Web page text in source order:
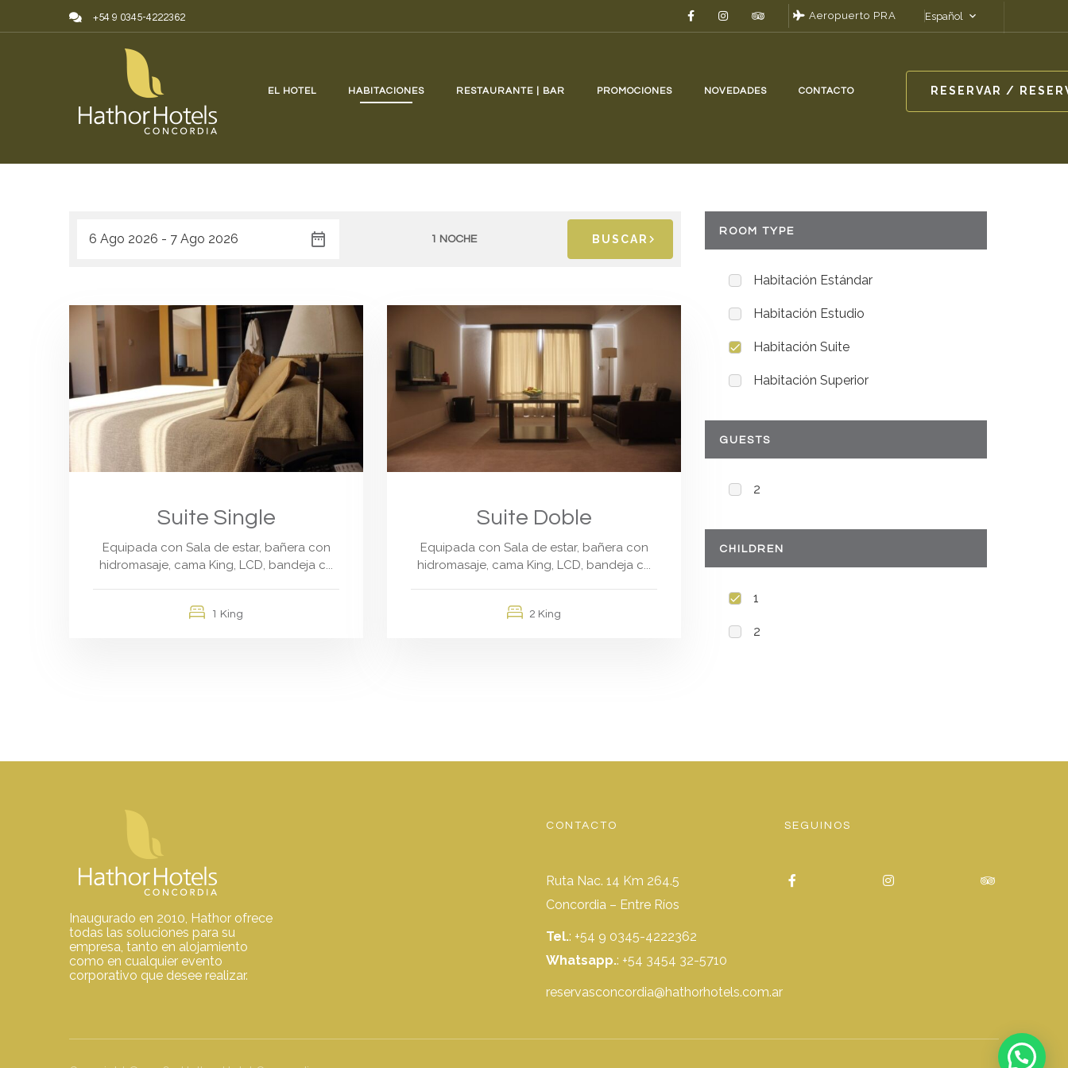
Skip to content+54 9 0345-4222362 Aeropuerto PRA Español
EL HOTEL HABITACIONES RESTAURANTE | BAR PROMOCIONES NOVEDADES CONTACTO RESERVAR /
1 NOCHE BUSCAR
Suite Single
Equipada con Sala de estar, bañera con
hidromasaje, cama King, LCD, bandeja c...
1 King
Suite Doble
Equipada con Sala de estar, bañera con
hidromasaje, cama King, LCD, bandeja c...
2 King
ROOM TYPE
Habitación Estándar
Habitación Estudio
Habitación Suite
Habitación Superior
GUESTS
2
CHILDREN
1
2
Inaugurado en 2010, Hathor ofrece
todas las soluciones para su
empresa, tanto en alojamiento
como en cualquier evento
corporativo que desee realizar.
CONTACTO
Ruta Nac. 14 Km 264.5
Concordia – Entre Ríos
Tel.: +54 9 0345-4222362
Whatsapp.: +54 3454 32-5710
reservasconcordia@hathorhotels.com.ar
SEGUINOS